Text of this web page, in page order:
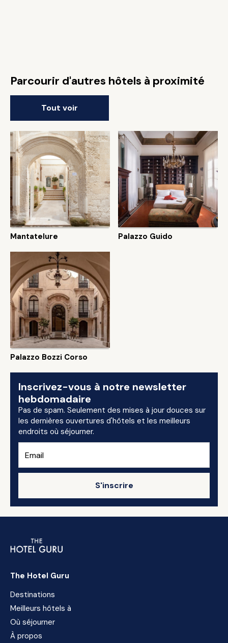
Parcourir d'autres hôtels à proximité
Tout voir
Mantatelure Palazzo Guido
Palazzo Bozzi Corso
Inscrivez-vous à notre newsletter
hebdomadaire
Pas de spam. Seulement des mises à jour douces sur
les dernières ouvertures d'hôtels et les meilleurs
endroits où séjourner.
S'inscrire
The Hotel Guru
Destinations
Meilleurs hôtels à
Où séjourner
À propos